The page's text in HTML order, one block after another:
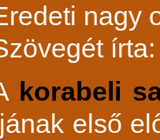
nagy
korabeli
első